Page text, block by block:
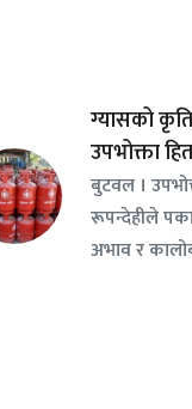
ग्यासको
उपभोक्ता
बुटवल ।
रूपन्देहीले
अभाव र